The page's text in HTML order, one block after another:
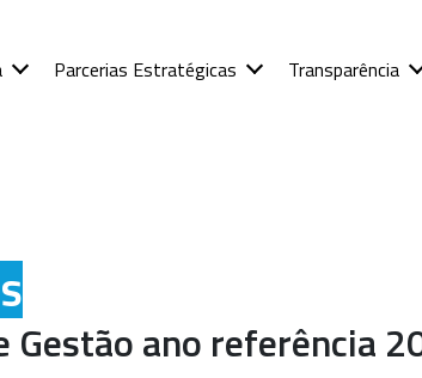
Parcerias Estratégicas Transparência
Gestão ano referência